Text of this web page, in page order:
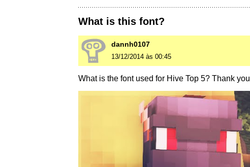
What is this font?
dannh0107
13/12/2014 às 00:45
What is the font used for Hive Top 5? Thank you